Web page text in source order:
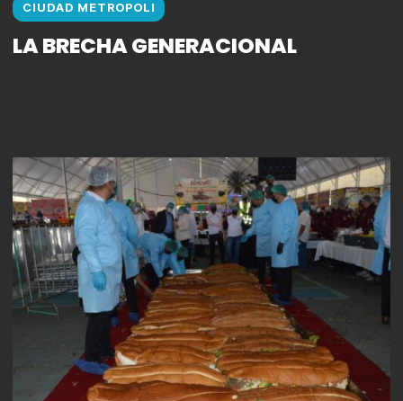
CIUDAD METROPOLI
LA BRECHA GENERACIONAL